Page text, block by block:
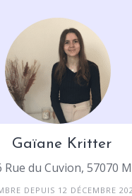
Gaïane Kritter
Rue du Cuvion, 57070
DEPUIS 12 DÉCEMBRE